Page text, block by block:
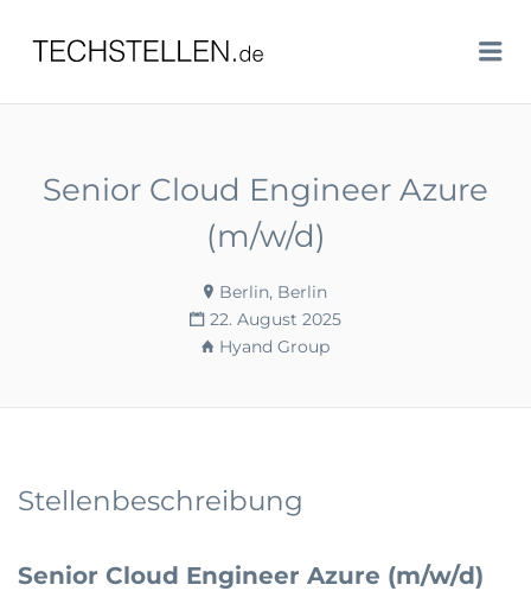
TECHSTELLEN.DE
Senior Cloud Engineer Azure
(m/w/d)
Berlin, Berlin
22. August 2025
Hyand Group
Stellenbeschreibung
Senior Cloud Engineer Azure (m/w/d)